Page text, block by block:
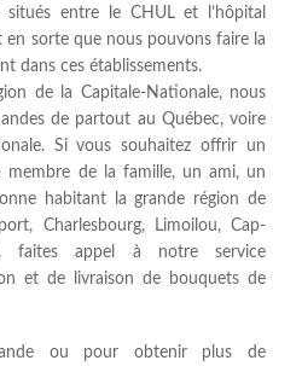
entre le CHUL et l’hôpital
en sorte que nous pouvons faire la
dans ces établissements.
de la Capitale-Nationale, nous
de partout au Québec, voire
Si vous souhaitez offrir un
membre de la famille, un ami, un
habitant la grande région de
Charlesbourg, Limoilou, Cap-
faites appel à notre service
et de livraison de bouquets de
ou pour obtenir plus de